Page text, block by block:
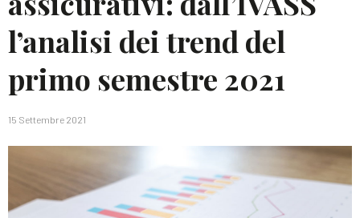
l’analisi dei trend del
primo semestre 2021
15 Settembre 2021